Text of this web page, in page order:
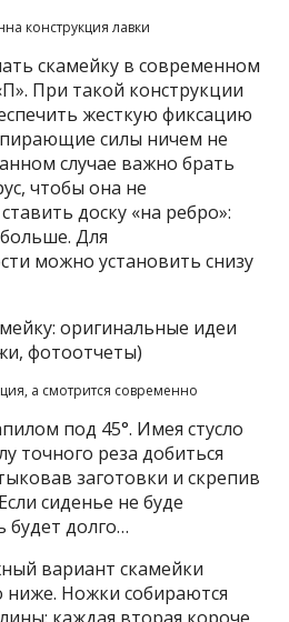
конструкция лавки
скамейку в современном
При такой конструкции
жесткую фиксацию
силы ничем не
случае важно брать
чтобы она не
доску «на ребро»:
Для
можно установить снизу
а смотрится современно
под 45°. Имея стусло
точного реза добиться
заготовки и скрепив
сиденье не буде
будет долго…
вариант скамейки
ниже. Ножки собираются